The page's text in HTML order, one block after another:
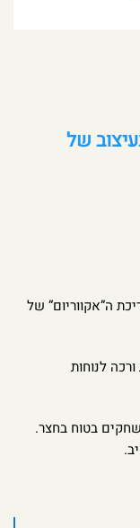
של
ה”אקווריום” של
לנוחות
בטוח בחצר.